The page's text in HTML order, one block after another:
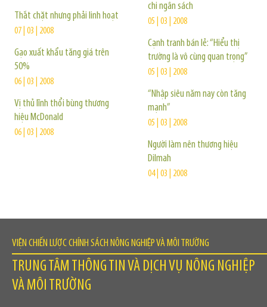
Thắt chặt nhưng phải linh hoạt
07 | 03 | 2008
Gạo xuất khẩu tăng giá trên
50%
06 | 03 | 2008
Vị thủ lĩnh thổi bùng thương
hiệu McDonald
06 | 03 | 2008
chi ngân sách
05 | 03 | 2008
Cạnh tranh bán lẻ: “Hiểu thị
trường là vô cùng quan trọng”
05 | 03 | 2008
“Nhập siêu năm nay còn tăng
mạnh”
05 | 03 | 2008
Người làm nên thương hiệu
Dilmah
04 | 03 | 2008
VIỆN CHIẾN LƯỢC CHÍNH SÁCH NÔNG NGHIỆP VÀ MÔI TRƯỜNG
TRUNG TÂM THÔNG TIN VÀ DỊCH VỤ NÔNG NGHIỆP
VÀ MÔI TRƯỜNG